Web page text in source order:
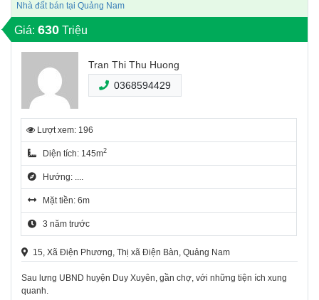
Nhà đất bán tại Quảng Nam
Giá:630 Triệu
Tran Thi Thu Huong
0368594429
Lượt xem: 196
Diện tích: 145m2
Hướng: ....
Mặt tiền: 6m
3 năm trước
15, Xã Điện Phương, Thị xã Điện Bàn, Quảng Nam
Sau lưng UBND huyện Duy Xuyên, gần chợ, với những tiện ích xung
quanh.